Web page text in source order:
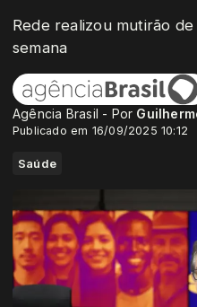
Rede realizou mutirão
semana
Agência Brasil - Por
Publicado em 16/09/2025 10:12
Saúde